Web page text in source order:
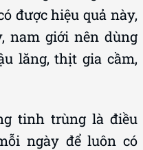
được hiệu quả này,
nam giới nên dùng
lăng, thịt gia cầm,
tinh trùng là điều
ngày để luôn có